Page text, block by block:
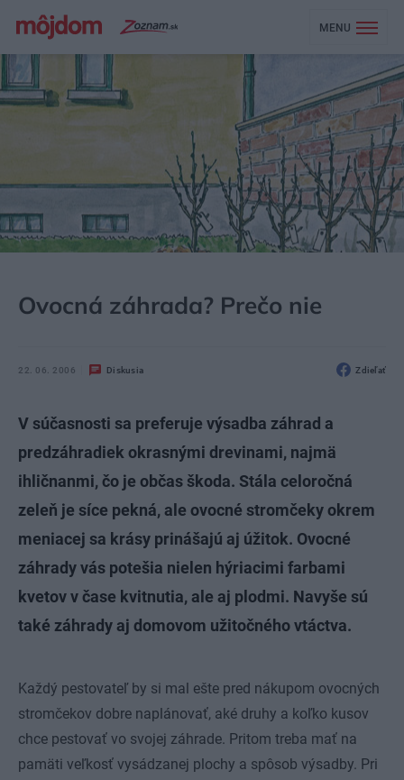
MENU
Ovocná záhrada? Prečo nie
22. 06. 2006 Diskusia Zdieľať
V súčasnosti sa preferuje výsadba záhrad a
predzáhradiek okrasnými drevinami, najmä
ihličnanmi, čo je občas škoda. Stála celoročná
zeleň je síce pekná, ale ovocné stromčeky okrem
meniacej sa krásy prinášajú aj úžitok. Ovocné
záhrady vás potešia nielen hýriacimi farbami
kvetov v čase kvitnutia, ale aj plodmi. Navyše sú
také záhrady aj domovom užitočného vtáctva.
Každý pestovateľ by si mal ešte pred nákupom ovocných
stromčekov dobre naplánovať, aké druhy a koľko kusov
chce pestovať vo svojej záhrade. Pritom treba mať na
pamäti veľkosť vysádzanej plochy a spôsob výsadby. Pri